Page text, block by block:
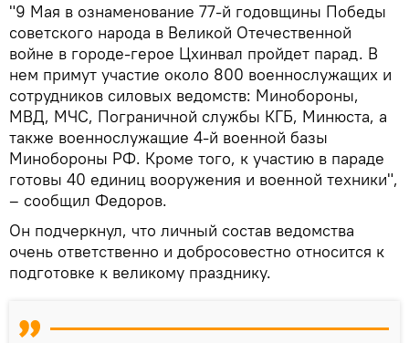
"9 Мая в ознаменование 77-й годовщины Победы
советского народа в Великой Отечественной
войне в городе-герое Цхинвал пройдет парад. В
нем примут участие около 800 военнослужащих и
сотрудников силовых ведомств: Минобороны,
МВД, МЧС, Пограничной службы КГБ, Минюста, а
также военнослужащие 4-й военной базы
Минобороны РФ. Кроме того, к участию в параде
готовы 40 единиц вооружения и военной техники",
– сообщил Федоров.
Он подчеркнул, что личный состав ведомства
очень ответственно и добросовестно относится к
подготовке к великому празднику.